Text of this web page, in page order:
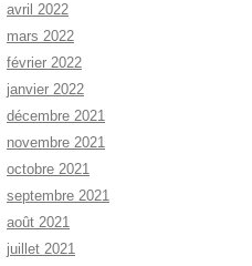
avril 2022
mars 2022
février 2022
janvier 2022
décembre 2021
novembre 2021
octobre 2021
septembre 2021
août 2021
juillet 2021